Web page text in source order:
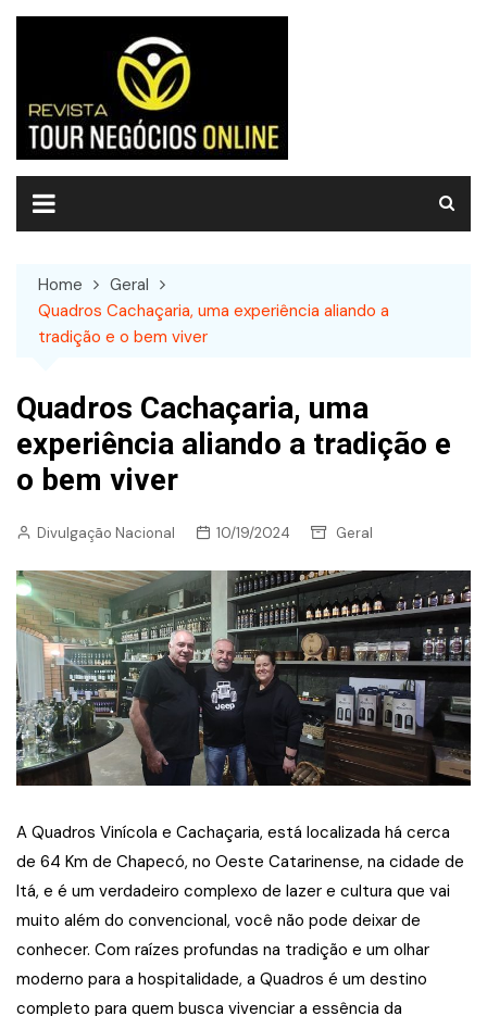
Skip
Home
Geral
Quadros Cachaçaria, uma experiência aliando a
tradição e o bem viver
Quadros Cachaçaria, uma
experiência aliando a tradição e
o bem viver
Divulgação Nacional 10/19/2024 Geral
A Quadros Vinícola e Cachaçaria, está localizada há cerca
de 64 Km de Chapecó, no Oeste Catarinense, na cidade de
Itá, e é um verdadeiro complexo de lazer e cultura que vai
muito além do convencional, você não pode deixar de
conhecer. Com raízes profundas na tradição e um olhar
moderno para a hospitalidade, a Quadros é um destino
completo para quem busca vivenciar a essência da